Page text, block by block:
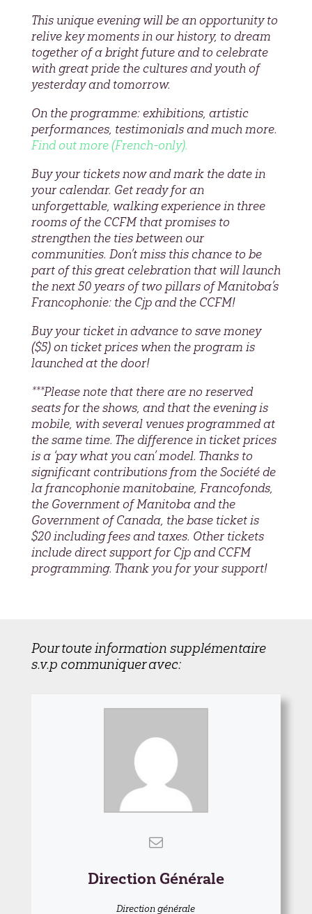
This unique evening will be an opportunity to
relive key moments in our history, to dream
together of a bright future and to celebrate
with great pride the cultures and youth of
yesterday and tomorrow.
On the programme: exhibitions, artistic
performances, testimonials and much more.
Find out more (French-only).
Buy your tickets now and mark the date in
your calendar. Get ready for an
unforgettable, walking experience in three
rooms of the CCFM that promises to
strengthen the ties between our
communities. Don’t miss this chance to be
part of this great celebration that will launch
the next 50 years of two pillars of Manitoba’s
Francophonie: the Cjp and the CCFM!
Buy your ticket in advance to save money
($5) on ticket prices when the program is
launched at the door!
***Please note that there are no reserved
seats for the shows, and that the evening is
mobile, with several venues programmed at
the same time. The difference in ticket prices
is a ‘pay what you can’ model. Thanks to
significant contributions from the Société de
la francophonie manitobaine, Francofonds,
the Government of Manitoba and the
Government of Canada, the base ticket is
$20 including fees and taxes. Other tickets
include direct support for Cjp and CCFM
programming. Thank you for your support!
Pour toute information supplémentaire
s.v.p communiquer avec:
Direction Générale
Direction générale